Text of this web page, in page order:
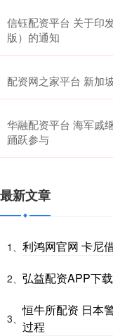
信钰配资平台 关于印
版）的通知
配资网之家平台 新加
华融配资平台 海军戚
踊跃参与
最新文章
1、 利鸿网官网 卡尼
2、 弘益配资APP下
3、
恒牛所配资 日本
过程